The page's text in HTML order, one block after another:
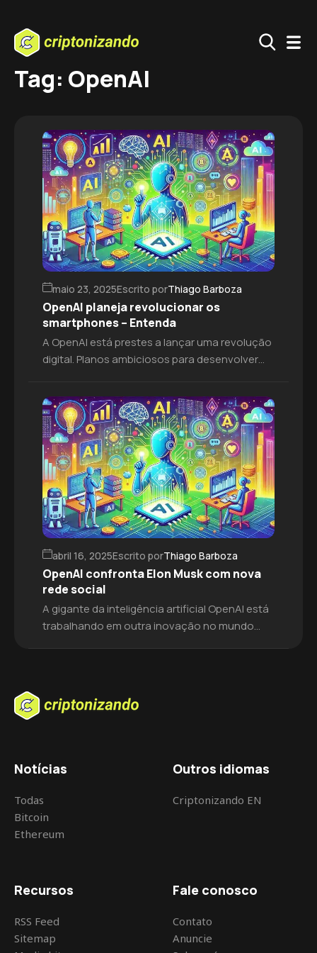
Tag: OpenAI
maio 23, 2025Escrito porThiago Barboza
OpenAI planeja revolucionar os
smartphones – Entenda
A OpenAI está prestes a lançar uma revolução
digital. Planos ambiciosos para desenvolver
prometem transformar a interação diária com
a tecnologia. Além disso, os dispositivos
estão sendo criados em segredo com o
designer Jony Ive. Essa iniciativa, que mira o
consumo em massa, abre um novo e […]
abril 16, 2025Escrito porThiago Barboza
OpenAI confronta Elon Musk com nova
rede social
A gigante da inteligência artificial OpenAI está
trabalhando em outra inovação no mundo
em rota de colisão direta com o magnata Elon
Notícias
Todas
Bitcoin
Ethereum
Outros idiomas
Criptonizando EN
Recursos
RSS Feed
Sitemap
Fale conosco
Contato
Anuncie